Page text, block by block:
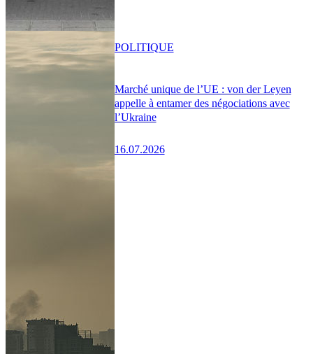
Marché unique de l’UE : von der Leyen
appelle à entamer des négociations avec
l’Ukraine
16.07.2026
POLITIQUE